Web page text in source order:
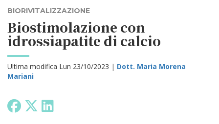
BIORIVITALIZZAZIONE
Biostimolazione con
idrossiapatite di calcio
Ultima modifica Lun 23/10/2023 | Dott. Maria Morena
Mariani